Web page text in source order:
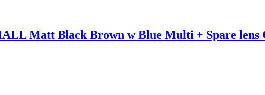
Matt Black Brown w Blue Multi + Spare lens